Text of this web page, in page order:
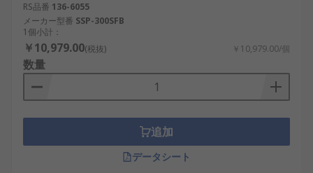
SFX電源：小型フォームファクタPC向けのコ
ンパクトな電源で、省スペースのオフィスPC
や組み込みコンピュータに適しています。
産業用PC電源：日本の製造業におけるロボッ
ト、物流システム、IoTデバイスなど、高い信
ノートPC電源：ACをDCに変換する外部アダプ
タで、ポータブルコンピューティングやAI駆
RS品番 136-6055
メーカー型番 SSP-300SFB
1個小計：
￥10,979.00(税抜) ￥10,979.00/個
数量
追加
データシート